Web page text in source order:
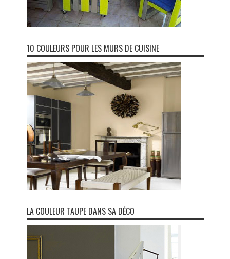
10 COULEURS POUR LES MURS DE CUISINE
LA COULEUR TAUPE DANS SA DÉCO